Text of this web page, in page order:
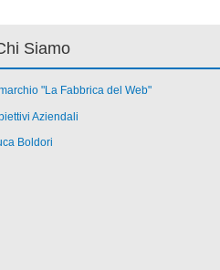
Siamo
"La Fabbrica del Web"
Aziendali
Boldori